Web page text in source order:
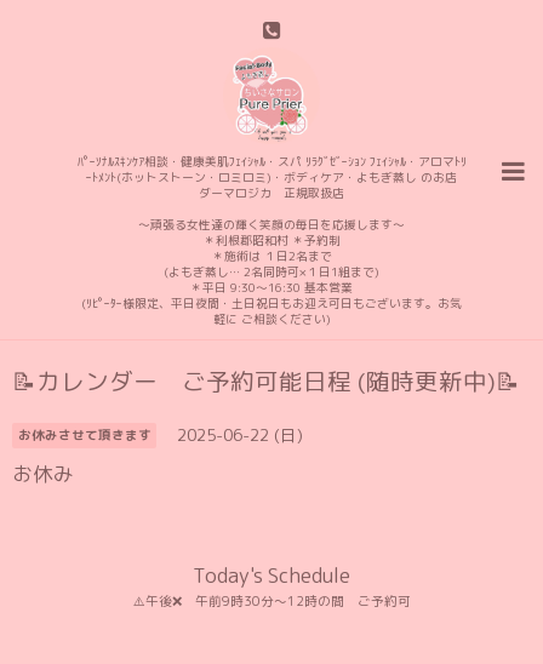
ﾊﾟｰｿﾅﾙｽｷﾝｹｱ相談・健康美肌ﾌｪｲｼｬﾙ・スパ ﾘﾗｸﾞｾﾞｰｼｮﾝ ﾌｪｲｼｬﾙ・アロマﾄﾘ
ｰﾄﾒﾝﾄ(ホットストーン・ロミロミ)・ボディケア・よもぎ蒸し のお店
ダーマロジカ 正規取扱店
〜頑張る女性達の輝く笑顔の毎日を応援します〜
＊利根郡昭和村 ＊予約制
＊施術は １日2名まで
(よもぎ蒸し… 2名同時可×１日1組まで)
＊平日 9:30〜16:30 基本営業
(ﾘﾋﾟｰﾀｰ様限定、平日夜間・土日祝日もお迎え可日もございます。お気
軽に ご相談ください)
📝カレンダー ご予約可能日程 (随時更新中)📝
お休みさせて頂きます 2025-06-22 (日)
お休み
Today's Schedule
⚠️午後❌️ 午前9時30分〜12時の間 ご予約可